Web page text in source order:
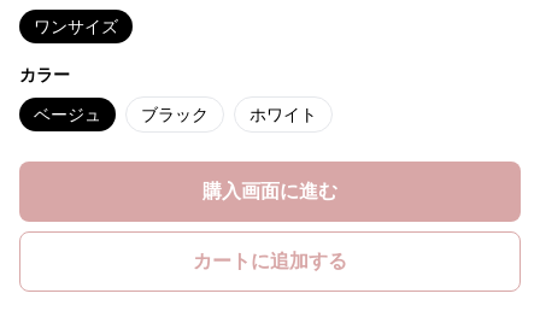
ワンサイズ
カラー
ベージュ ブラック ホワイト
購入画面に進む
カートに追加する